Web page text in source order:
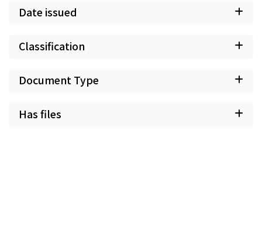
Date issued
Classification
Document Type
Has files